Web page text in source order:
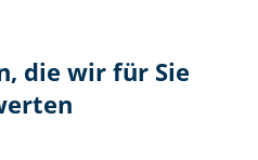
die wir für Sie